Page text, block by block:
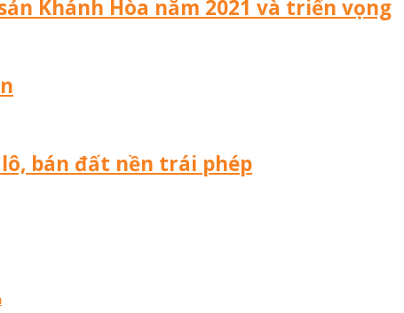
Khánh Hòa năm 2021 và triển vọng
lô, bán đất nền trái phép